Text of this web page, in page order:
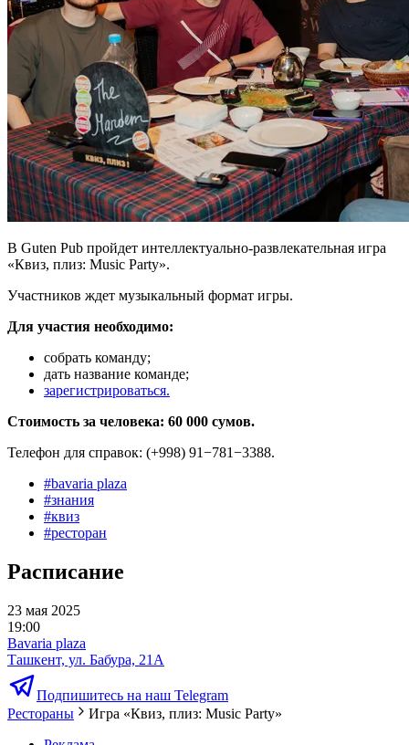
В Guten Pub пройдет интеллектуально-развлекательная игра
«Квиз, плиз: Music Party».
Участников ждет музыкальный формат игры.
Для участия необходимо:
собрать команду;
дать название команде;
зарегистрироваться.
Стоимость за человека: 60 000 сумов.
Телефон для справок: (+998) 91−781−3388.
#bavaria plaza
#знания
#квиз
#ресторан
Расписание
23 мая 2025
19:00
Bavaria plaza
Ташкент, ул. Бабура, 21А
Подпишитесь на наш Telegram
Рестораны
Игра «Квиз, плиз: Music Party»